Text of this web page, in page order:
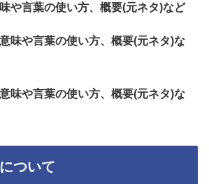
や言葉の使い方、概要(元ネタ)など
味や言葉の使い方、概要(元ネタ)な
味や言葉の使い方、概要(元ネタ)な
ついて